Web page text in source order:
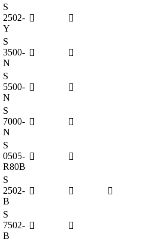
S
2502-
Y
S
3500-
N
S
5500-
N
S
7000-
N
S
0505-
R80B
S
2502-
B
S
7502-
B